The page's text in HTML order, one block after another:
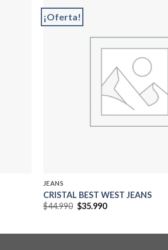
¡Oferta!
JEANS
CRISTAL BEST WEST JEANS
$44.990 El
precio
$35.990El